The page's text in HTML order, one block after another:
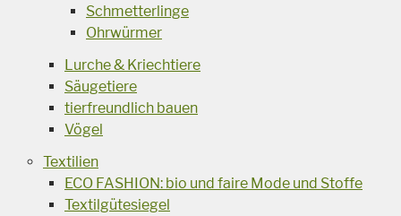
Schmetterlinge
Ohrwürmer
Lurche & Kriechtiere
Säugetiere
tierfreundlich bauen
Vögel
Textilien
ECO FASHION: bio und faire Mode und Stoffe
Textilgütesiegel